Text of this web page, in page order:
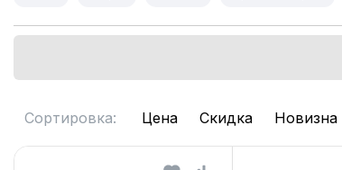
Сортировка: Цена Скидка Новизна